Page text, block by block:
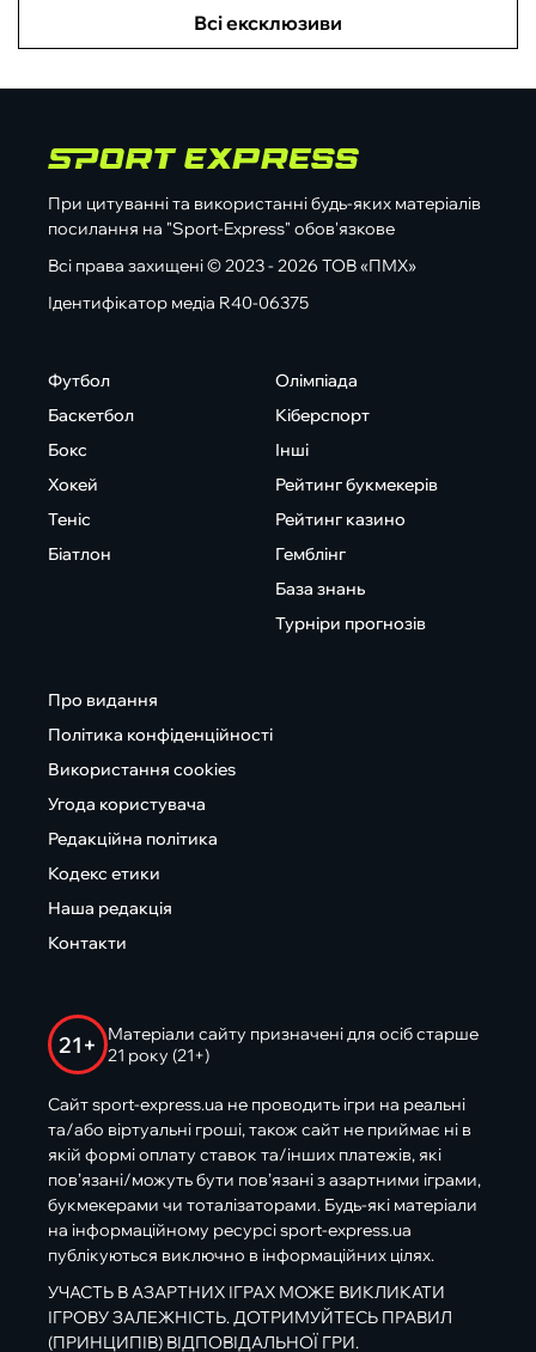
Всі ексклюзиви
При цитуванні та використанні будь-яких матеріалів
посилання на "Sport-Express" обов'язкове
Всі права захищені © 2023 - 2026 ТОВ «ПМХ»
Ідентифікатор медіа R40-06375
Футбол
Баскетбол
Бокс
Хокей
Теніс
Біатлон
Олімпіада
Кіберспорт
Інші
Рейтинг букмекерів
Рейтинг казино
Гемблінг
База знань
Турніри прогнозів
Про видання
Політика конфіденційності
Використання cookies
Угода користувача
Редакційна політика
Кодекс етики
Наша редакція
Контакти
21+
Матеріали сайту призначені для осіб старше
21 року (21+)
Сайт sport-express.ua не проводить ігри на реальні
та/або віртуальні гроші, також сайт не приймає ні в
якій формі оплату ставок та/інших платежів, які
пов’язані/можуть бути пов’язані з азартними іграми,
букмекерами чи тоталізаторами. Будь-які матеріали
на інформаційному ресурсі sport-express.ua
публікуються виключно в інформаційних цілях.
УЧАСТЬ В АЗАРТНИХ ІГРАХ МОЖЕ ВИКЛИКАТИ
ІГРОВУ ЗАЛЕЖНІСТЬ. ДОТРИМУЙТЕСЬ ПРАВИЛ
(ПРИНЦИПІВ) ВІДПОВІДАЛЬНОЇ ГРИ.